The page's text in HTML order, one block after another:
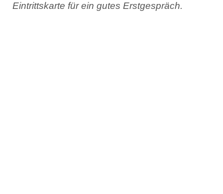
Eintrittskarte für ein gutes Erstgespräch.